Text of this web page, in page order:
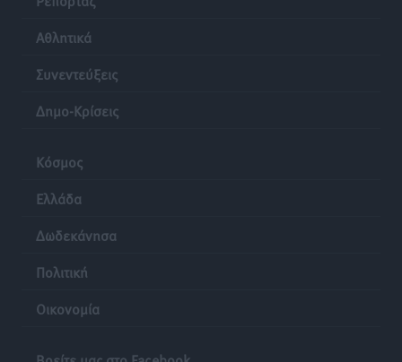
Αθλητικά
Συνεντεύξεις
Δημο-Κρίσεις
Κόσμος
Ελλάδα
Δωδεκάνησα
Πολιτική
Οικονομία